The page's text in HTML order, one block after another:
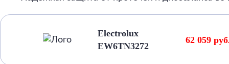
Electrolux
EW6TN3272
62 059